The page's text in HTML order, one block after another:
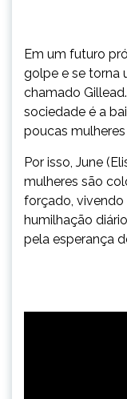
Em um futuro
golpe e se torna
chamado
sociedade é a
poucas
Por isso, June
mulheres são
forçado, vivendo
humilhação
pela esperança